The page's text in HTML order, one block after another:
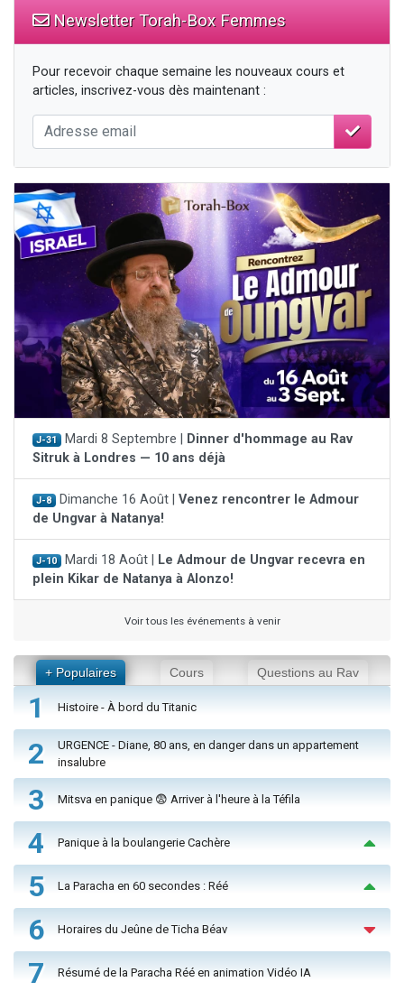
Newsletter Torah-Box Femmes
Pour recevoir chaque semaine les nouveaux cours et
articles, inscrivez-vous dès maintenant :
J-31 Mardi 8 Septembre |
Dinner d'hommage au Rav
Sitruk à Londres — 10 ans déjà
J-8 Dimanche 16 Août | Venez rencontrer le Admour
de Ungvar à Natanya!
J-10 Mardi 18 Août |
Le Admour de Ungvar recevra en
plein Kikar de Natanya à Alonzo!
Voir tous les événements à venir
+ Populaires Cours Questions au Rav
1 Histoire - À bord du Titanic
2
URGENCE - Diane, 80 ans, en danger dans un appartement
insalubre
3 Mitsva en panique 😨 Arriver à l'heure à la Téfila
4 Panique à la boulangerie Cachère
5 La Paracha en 60 secondes : Réé
6 Horaires du Jeûne de Ticha Béav
7 Résumé de la Paracha Réé en animation Vidéo IA